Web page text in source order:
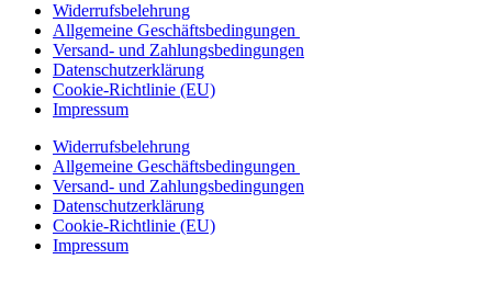
Widerrufsbelehrung
Allgemeine Geschäftsbedingungen
Versand- und Zahlungsbedingungen
Datenschutzerklärung
Cookie-Richtlinie (EU)
Impressum
Widerrufsbelehrung
Allgemeine Geschäftsbedingungen
Versand- und Zahlungsbedingungen
Datenschutzerklärung
Cookie-Richtlinie (EU)
Impressum